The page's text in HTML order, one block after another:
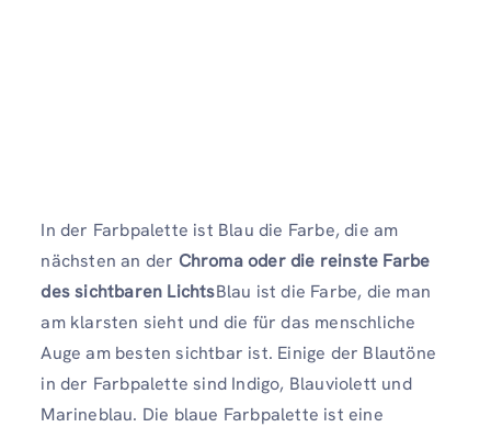
In der Farbpalette ist Blau die Farbe, die am
nächsten an der Chroma oder die reinste Farbe
des sichtbaren LichtsBlau ist die Farbe, die man
am klarsten sieht und die für das menschliche
Auge am besten sichtbar ist. Einige der Blautöne
in der Farbpalette sind Indigo, Blauviolett und
Marineblau. Die blaue Farbpalette ist eine